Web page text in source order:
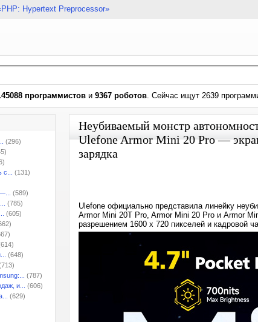
Hypertext Preprocessor»
программистов и 9367 роботов. Сейчас ищут 2639
(296)
(131)
(589)
(785)
(605)
(648)
(787)
и...
(606)
(629)
Неубиваемый монстр
Ulefone Armor Mini 20 Pro —
зарядка
Ulefone официально представила линейку
Armor Mini 20T Pro, Armor Mini 20 Pro и Armor
разрешением 1600 х 720 пикселей и кадровой